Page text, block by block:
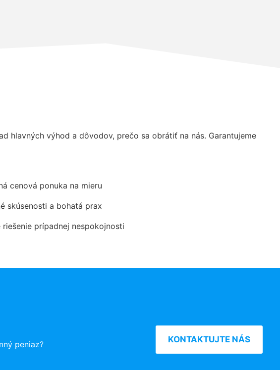
hlavných výhod a dôvodov, prečo sa obrátiť na nás. Garantujeme
cenová ponuka na mieru
skúsenosti a bohatá prax
riešenie prípadnej nespokojnosti
peniaz?
KONTAKTUJTE NÁS